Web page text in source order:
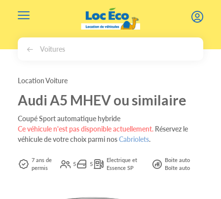
Voitures
Location Voiture
Audi A5 MHEV ou similaire
Coupé Sport automatique hybride
Ce véhicule n'est pas disponible actuellement. Réservez le
véhicule de votre choix parmi nosCabriolets.
7 ans de
permis
5 5
Electrique et
Essence SP
Boite auto
Boîte auto